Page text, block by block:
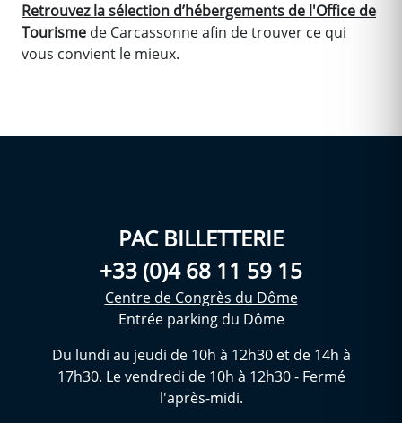
Retrouvez la sélection d’hébergements de l'Office de
Tourisme de Carcassonne afin de trouver ce qui
vous convient le mieux.
PAC BILLETTERIE
+33 (0)4 68 11 59 15
Centre de Congrès du Dôme
Entrée parking du Dôme
Du lundi au jeudi de 10h à 12h30 et de 14h à
17h30. Le vendredi de 10h à 12h30 - Fermé
l'après-midi.